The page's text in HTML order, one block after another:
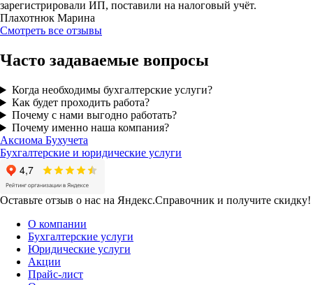
зарегистрировали ИП, поставили на налоговый учёт.
Плахотнюк Марина
Смотреть все отзывы
Часто задаваемые вопросы
Когда необходимы бухгалтерские услуги?
Как будет проходить работа?
Почему с нами выгодно работать?
Почему именно наша компания?
Аксиома Бухучета
Бухгалтерские и юридические услуги
Оставьте отзыв о нас на Яндекс.Справочник и получите скидку!
О компании
Бухгалтерские услуги
Юридические услуги
Акции
Прайс-лист